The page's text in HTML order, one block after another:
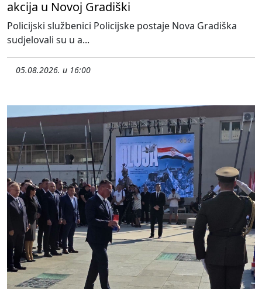
akcija u Novoj Gradiški
Policijski službenici Policijske postaje Nova Gradiška
sudjelovali su u a...
05.08.2026. u 16:00